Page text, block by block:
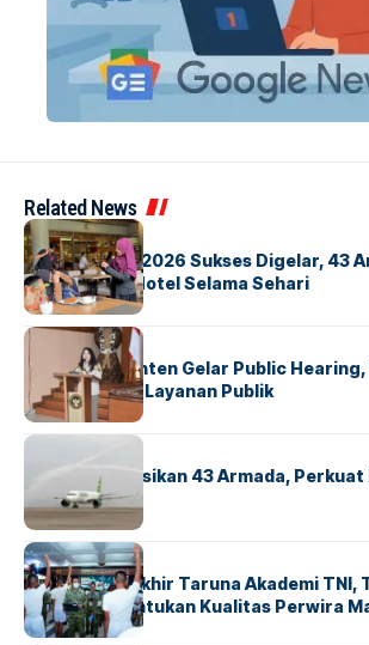
Related News
BERITAINDEX
GM For A Day 2026 Sukses Digelar, 43
Operasional Hotel Selama Sehari
BANDARA BERITA
Karantina Banten Gelar Public
Transparansi Layanan Publik
BANDARA
Citilink Operasikan 43 Armada, Perkuat
Nasional
BERITA
Sidang Pantukhir Taruna Akademi TNI,
Strategis Tentukan Kualitas Perwira